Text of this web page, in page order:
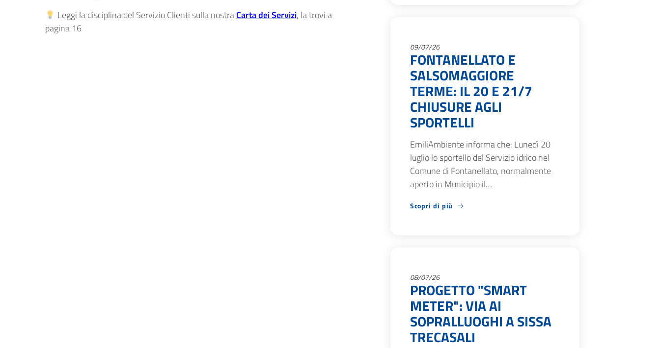
Leggi la disciplina del Servizio Clienti sulla nostraCarta dei Servizi, la trovi a
pagina 16
09/07/26
FONTANELLATO E
SALSOMAGGIORE
TERME: IL 20 E 21/7
CHIUSURE AGLI
SPORTELLI
EmiliAmbiente informa che: Lunedì 20
luglio lo sportello del Servizio idrico nel
Comune di Fontanellato, normalmente
aperto in Municipio il…
Scopri di più
08/07/26
PROGETTO "SMART
METER": VIA AI
SOPRALLUOGHI A SISSA
TRECASALI